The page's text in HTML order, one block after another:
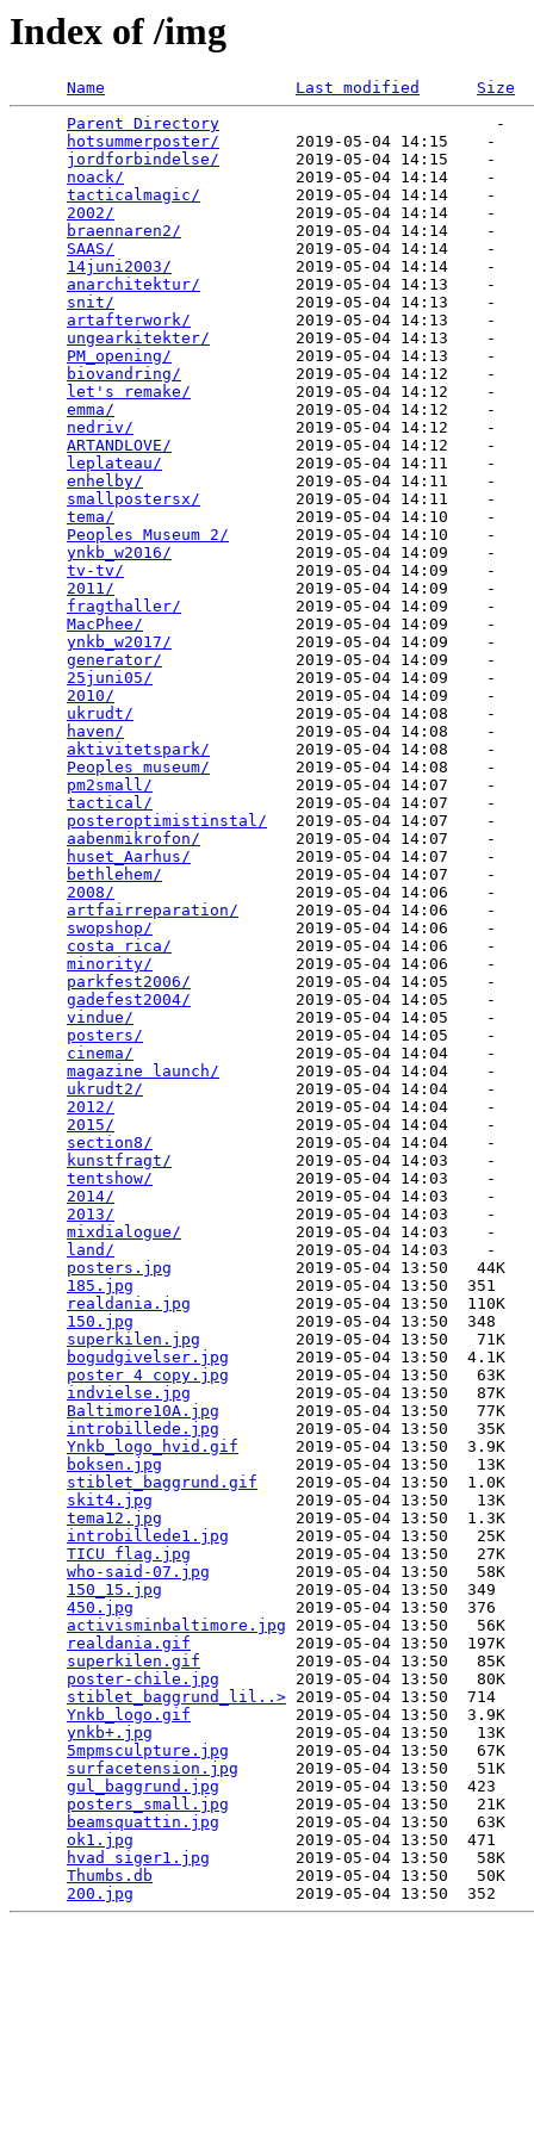
Index of /img
Name Last modified
Size
Parent Directory
                             -
hotsummerposter/
        2019-05-04 14:15    -
jordforbindelse/
        2019-05-04 14:15    -
noack/
                  2019-05-04 14:14    -
tacticalmagic/
          2019-05-04 14:14    -
2002/
                   2019-05-04 14:14    -
braennaren2/
            2019-05-04 14:14    -
SAAS/
                   2019-05-04 14:14    -
14juni2003/
             2019-05-04 14:14    -
anarchitektur/
          2019-05-04 14:13    -
snit/
                   2019-05-04 14:13    -
artafterwork/
           2019-05-04 14:13    -
ungearkitekter/
         2019-05-04 14:13    -
PM_opening/
             2019-05-04 14:13    -
biovandring/
            2019-05-04 14:12    -
let's remake/
           2019-05-04 14:12    -
emma/
                   2019-05-04 14:12    -
nedriv/
                 2019-05-04 14:12    -
ARTANDLOVE/
             2019-05-04 14:12    -
leplateau/
              2019-05-04 14:11    -
enhelby/
                2019-05-04 14:11    -
smallpostersx/
          2019-05-04 14:11    -
tema/
                   2019-05-04 14:10    -
Peoples Museum 2/
       2019-05-04 14:10    -
ynkb_w2016/
             2019-05-04 14:09    -
tv-tv/
                  2019-05-04 14:09    -
2011/
                   2019-05-04 14:09    -
fragthaller/
            2019-05-04 14:09    -
MacPhee/
                2019-05-04 14:09    -
ynkb_w2017/
             2019-05-04 14:09    -
generator/
              2019-05-04 14:09    -
25juni05/
               2019-05-04 14:09    -
2010/
                   2019-05-04 14:09    -
ukrudt/
                 2019-05-04 14:08    -
haven/
                  2019-05-04 14:08    -
aktivitetspark/
         2019-05-04 14:08    -
Peoples museum/
         2019-05-04 14:08    -
pm2small/
               2019-05-04 14:07    -
tactical/
               2019-05-04 14:07    -
posteroptimistinstal/
   2019-05-04 14:07    -
aabenmikrofon/
          2019-05-04 14:07    -
huset_Aarhus/
           2019-05-04 14:07    -
bethlehem/
              2019-05-04 14:07    -
2008/
                   2019-05-04 14:06    -
artfairreparation/
      2019-05-04 14:06    -
swopshop/
               2019-05-04 14:06    -
costa rica/
             2019-05-04 14:06    -
minority/
               2019-05-04 14:06    -
parkfest2006/
           2019-05-04 14:05    -
gadefest2004/
           2019-05-04 14:05    -
vindue/
                 2019-05-04 14:05    -
posters/
                2019-05-04 14:05    -
cinema/
                 2019-05-04 14:04    -
magazine launch/
        2019-05-04 14:04    -
ukrudt2/
                2019-05-04 14:04    -
2012/
                   2019-05-04 14:04    -
2015/
                   2019-05-04 14:04    -
section8/
               2019-05-04 14:04    -
kunstfragt/
             2019-05-04 14:03    -
tentshow/
               2019-05-04 14:03    -
2014/
                   2019-05-04 14:03    -
2013/
                   2019-05-04 14:03    -
mixdialogue/
            2019-05-04 14:03    -
land/
                   2019-05-04 14:03    -
posters.jpg
             2019-05-04 13:50   44K
185.jpg
                 2019-05-04 13:50  351
realdania.jpg
           2019-05-04 13:50  110K
150.jpg
                 2019-05-04 13:50  348
superkilen.jpg
          2019-05-04 13:50   71K
bogudgivelser.jpg
       2019-05-04 13:50  4.1K
poster 4 copy.jpg
       2019-05-04 13:50   63K
indvielse.jpg
           2019-05-04 13:50   87K
Baltimore10A.jpg
        2019-05-04 13:50   77K
introbillede.jpg
        2019-05-04 13:50   35K
Ynkb_logo_hvid.gif
      2019-05-04 13:50  3.9K
boksen.jpg
              2019-05-04 13:50   13K
stiblet_baggrund.gif
    2019-05-04 13:50  1.0K
skit4.jpg
               2019-05-04 13:50   13K
tema12.jpg
              2019-05-04 13:50  1.3K
introbillede1.jpg
       2019-05-04 13:50   25K
TICU flag.jpg
           2019-05-04 13:50   27K
who-said-07.jpg
         2019-05-04 13:50   58K
150_15.jpg
              2019-05-04 13:50  349
450.jpg
                 2019-05-04 13:50  376
activisminbaltimore.jpg 2019-05-04 13:50   56K
realdania.gif
           2019-05-04 13:50  197K
superkilen.gif
          2019-05-04 13:50   85K
poster-chile.jpg
        2019-05-04 13:50   80K
stiblet_baggrund_lil..> 2019-05-04 13:50  714
Ynkb_logo.gif
           2019-05-04 13:50  3.9K
ynkb+.jpg
               2019-05-04 13:50   13K
5mpmsculpture.jpg
       2019-05-04 13:50   67K
surfacetension.jpg
      2019-05-04 13:50   51K
gul_baggrund.jpg
        2019-05-04 13:50  423
posters_small.jpg
       2019-05-04 13:50   21K
beamsquattin.jpg
        2019-05-04 13:50   63K
ok1.jpg
                 2019-05-04 13:50  471
hvad siger1.jpg
         2019-05-04 13:50   58K
Thumbs.db
               2019-05-04 13:50   50K
200.jpg